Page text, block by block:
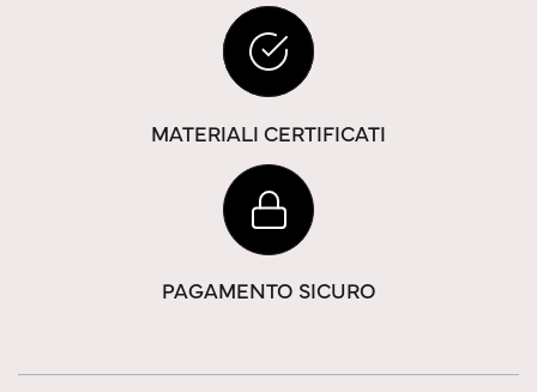
MATERIALI CERTIFICATI
PAGAMENTO SICURO